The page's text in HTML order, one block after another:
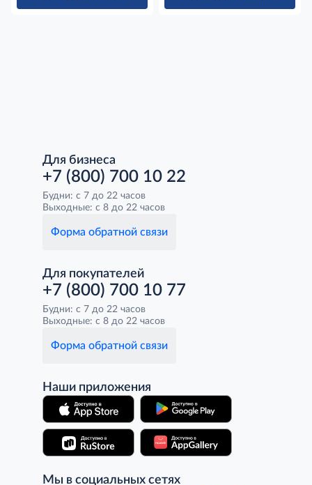
Для бизнеса
+7 (800) 700 10 22
Будни: с 7 до 22 часов
Выходные: с 8 до 22 часов
Форма обратной связи
Для покупателей
+7 (800) 700 10 77
Будни: с 7 до 22 часов
Выходные: с 8 до 22 часов
Форма обратной связи
Наши приложения
Мы в социальных сетях